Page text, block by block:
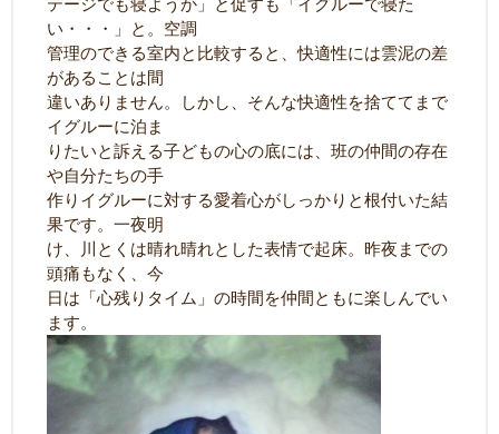
テージでも寝ようか」と促すも「イグルーで寝た
い・・・」と。空調
管理のできる室内と比較すると、快適性には雲泥の差
があることは間
違いありません。しかし、そんな快適性を捨ててまで
イグルーに泊ま
りたいと訴える子どもの心の底には、班の仲間の存在
や自分たちの手
作りイグルーに対する愛着心がしっかりと根付いた結
果です。一夜明
け、川とくは晴れ晴れとした表情で起床。昨夜までの
頭痛もなく、今
日は「心残りタイム」の時間を仲間ともに楽しんでい
ます。